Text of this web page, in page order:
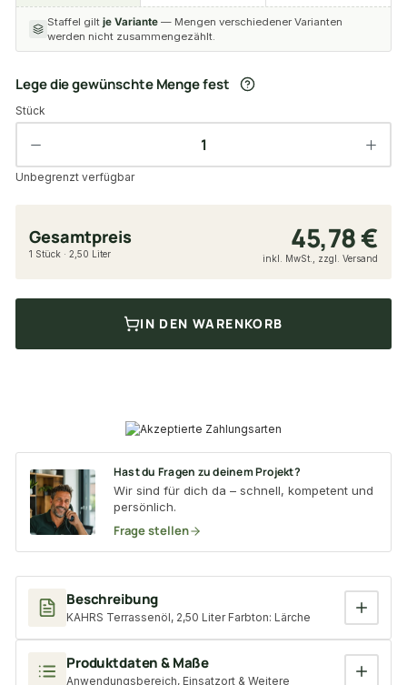
Beschreibung
KAHRS Terrassenöl, 2,50 Liter Farbton: Lärche
Produktdaten & Maße
Anwendungsbereich, Einsatzort & Weitere
Staffel gilt je Variante — Mengen verschiedener Varianten
werden nicht zusammengezählt.
Lege die gewünschte Menge fest
Stück
Unbegrenzt verfügbar
Gesamtpreis 45,78 €
1 Stück · 2,50 Liter inkl. MwSt., zzgl. Versand
IN DEN WARENKORB
Hast du Fragen zu deinem Projekt?
Wir sind für dich da – schnell, kompetent und
persönlich.
Frage stellen